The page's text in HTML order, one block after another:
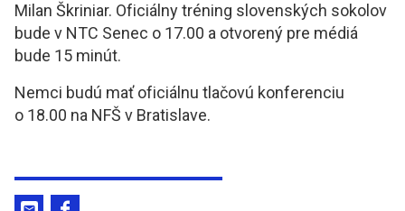
Milan Škriniar. Oficiálny tréning slovenských sokolov
bude v NTC Senec o 17.00 a otvorený pre médiá
bude 15 minút.
Nemci budú mať oficiálnu tlačovú konferenciu
o 18.00 na NFŠ v Bratislave.